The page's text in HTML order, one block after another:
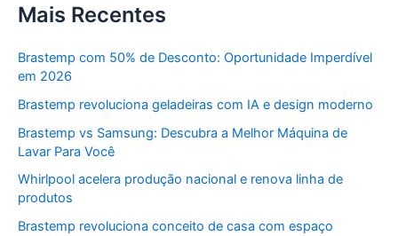
Mais Recentes
Brastemp com 50% de Desconto: Oportunidade Imperdível
em 2026
Brastemp revoluciona geladeiras com IA e design moderno
Brastemp vs Samsung: Descubra a Melhor Máquina de
Lavar Para Você
Whirlpool acelera produção nacional e renova linha de
produtos
Brastemp revoluciona conceito de casa com espaço